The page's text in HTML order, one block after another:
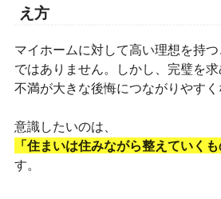
え方
マイホームに対して高い理想を持
ではありません。しかし、完璧を
不満が大きな後悔につながりやすく
意識したいのは、
「住まいは住みながら整えていく
す。